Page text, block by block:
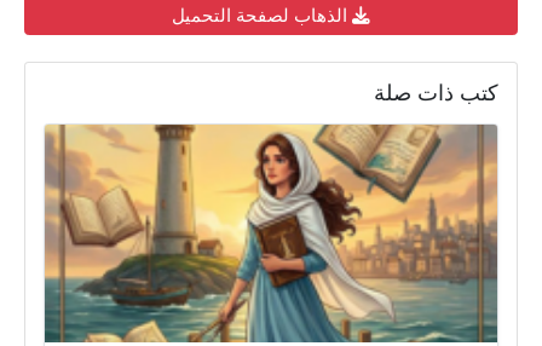
الذهاب لصفحة التحميل
كتب ذات صلة